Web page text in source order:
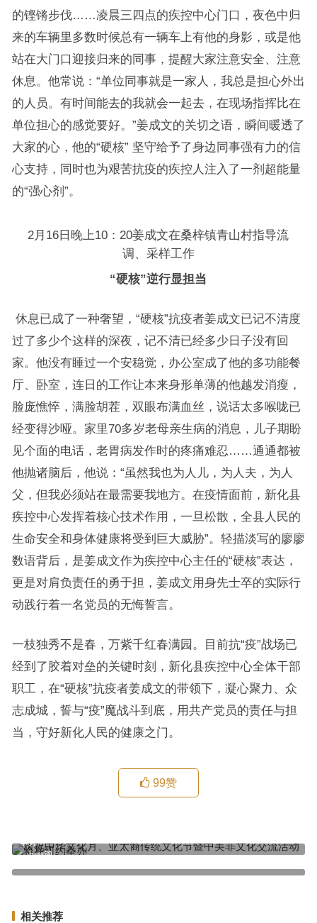
的铿锵步伐……凌晨三四点的疾控中心门口，夜色中归
来的车辆里多数时候总有一辆车上有他的身影，或是他
站在大门口迎接归来的同事，提醒大家注意安全、注意
休息。他常说：“单位同事就是一家人，我总是担心外出
的人员。有时间能去的我就会一起去，在现场指挥比在
单位担心的感觉要好。”姜成文的关切之语，瞬间暖透了
大家的心，他的“硬核” 坚守给予了身边同事强有力的信
心支持，同时也为艰苦抗疫的疾控人注入了一剂超能量
的“强心剂”。
2月16日晚上10：20姜成文在桑梓镇青山村指导流
调、采样工作
“硬核”逆行显担当
休息已成了一种奢望，“硬核”抗疫者姜成文已记不清度
过了多少个这样的深夜，记不清已经多少日子没有回
家。他没有睡过一个安稳觉，办公室成了他的多功能餐
厅、卧室，连日的工作让本来身形单薄的他越发消瘦，
脸庞憔悴，满脸胡茬，双眼布满血丝，说话太多喉咙已
经变得沙哑。家里70多岁老母亲生病的消息，儿子期盼
见个面的电话，老胃病发作时的疼痛难忍……通通都被
他抛诸脑后，他说：“虽然我也为人儿，为人夫，为人
父，但我必须站在最需要我地方。在疫情面前，新化县
疾控中心发挥着核心技术作用，一旦松散，全县人民的
生命安全和身体健康将受到巨大威胁”。轻描淡写的廖廖
数语背后，是姜成文作为疾控中心主任的“硬核”表达，
更是对肩负责任的勇于担，姜成文用身先士卒的实际行
动践行着一名党员的无悔誓言。
一枝独秀不是春，万紫千红春满园。目前抗“疫”战场已
经到了胶着对垒的关键时刻，新化县疾控中心全体干部
职工，在“硬核”抗疫者姜成文的带领下，凝心聚力、众
志成城，誓与“疫”魔战斗到底，用共产党员的责任与担
当，守好新化人民的健康之门。
99赞
上一篇
举办
相关推荐